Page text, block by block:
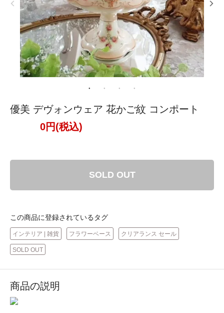
優美 デヴォンウェア 花かご紋 コンポート
0円(税込)
SOLD OUT
この商品に登録されているタグ
インテリア | 雑貨 フラワーベース クリアランス セール
SOLD OUT
商品の説明